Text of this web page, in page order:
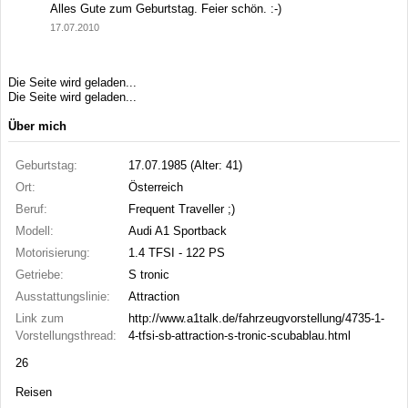
Alles Gute zum Geburtstag. Feier schön. :-)
17.07.2010
Die Seite wird geladen...
Die Seite wird geladen...
Über mich
Geburtstag:
17.07.1985 (Alter: 41)
Ort:
Österreich
Beruf:
Frequent Traveller ;)
Modell:
Audi A1 Sportback
Motorisierung:
1.4 TFSI - 122 PS
Getriebe:
S tronic
Ausstattungslinie:
Attraction
Link zum
Vorstellungsthread:
http://www.a1talk.de/fahrzeugvorstellung/4735-1-
4-tfsi-sb-attraction-s-tronic-scubablau.html
26
Reisen